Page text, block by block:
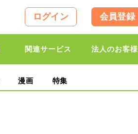
ログイン 会員登録
関連サービス 法人のお客様
漫画 特集